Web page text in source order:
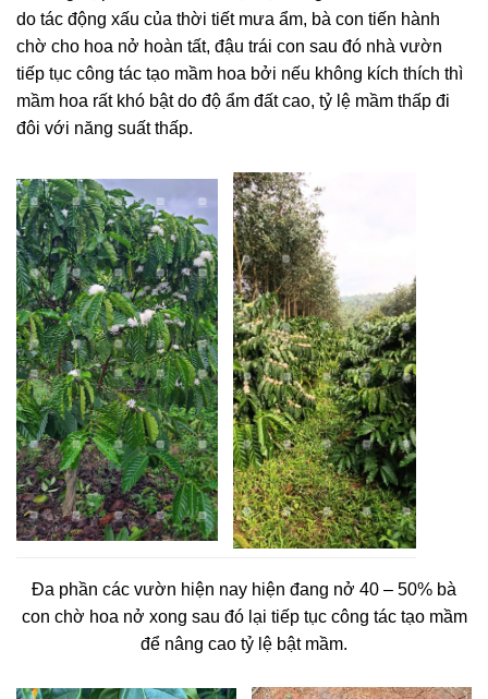
do tác động xấu của thời tiết mưa ẩm, bà con tiến hành
chờ cho hoa nở hoàn tất, đậu trái con sau đó nhà vườn
tiếp tục công tác tạo mầm hoa bởi nếu không kích thích thì
mầm hoa rất khó bật do độ ẩm đất cao, tỷ lệ mầm thấp đi
đôi với năng suất thấp.
Đa phần các vườn hiện nay hiện đang nở 40 – 50% bà
con chờ hoa nở xong sau đó lại tiếp tục công tác tạo mầm
để nâng cao tỷ lệ bật mầm.